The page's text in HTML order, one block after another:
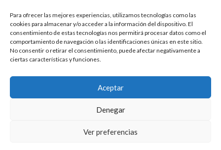
Para ofrecer las mejores experiencias, utilizamos tecnologías como las
cookies para almacenar y/o acceder a la información del dispositivo. El
consentimiento de estas tecnologías nos permitirá procesar datos como el
comportamiento de navegación o las identificaciones únicas en este sitio.
No consentir o retirar el consentimiento, puede afectar negativamente a
ciertas características y funciones.
Aceptar
Denegar
Ver preferencias
666 451 184
info.paisvasco@liderahigiene.com
Linked In
©2026 Lidera Higiene, S.L. Todos los derechos reservados.